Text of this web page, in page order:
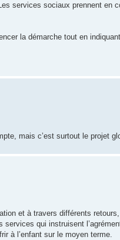
services sociaux prennent
la démarche tout en
mais c’est surtout le projet
et à travers différents
qui instruisent
à l’enfant sur le moyen terme.